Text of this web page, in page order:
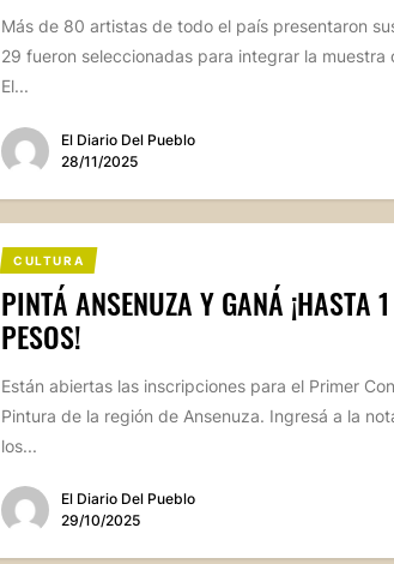
Más de 80 artistas de todo el país presentaron
29 fueron seleccionadas para integrar la muestra
El...
El Diario Del Pueblo
28/11/2025
CULTURA
PINTÁ ANSENUZA Y GANÁ ¡HASTA
PESOS!
Están abiertas las inscripciones para el Primer
Pintura de la región de Ansenuza. Ingresá a la
los...
El Diario Del Pueblo
29/10/2025